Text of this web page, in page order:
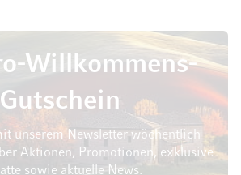
Willkommens-
Gutschein
unserem Newsletter wöchentlich
Aktionen, Promotionen, exklusive
sowie aktuelle News.